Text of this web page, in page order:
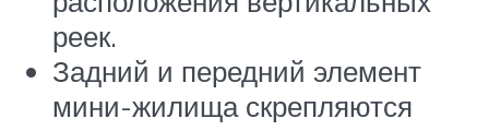
реек.
Задний и передний элемент
мини-жилища скрепляются